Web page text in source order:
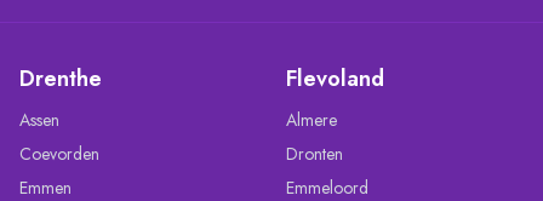
Drenthe
Assen
Coevorden
Emmen
Flevoland
Almere
Dronten
Emmeloord